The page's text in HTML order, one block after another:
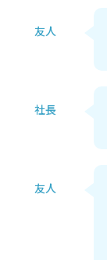
友人
社長
友人